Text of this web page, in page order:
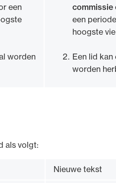
een
worden
commissie
een
hoogste
Een lid kan
worden
als volgt:
Nieuwe tekst